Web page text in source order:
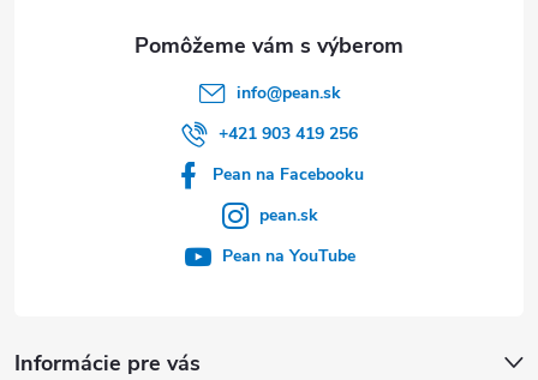
Informácie pre vás
info@pean.sk
+421 903 419 256
Pean na Facebooku
pean.sk
Pean na YouTube